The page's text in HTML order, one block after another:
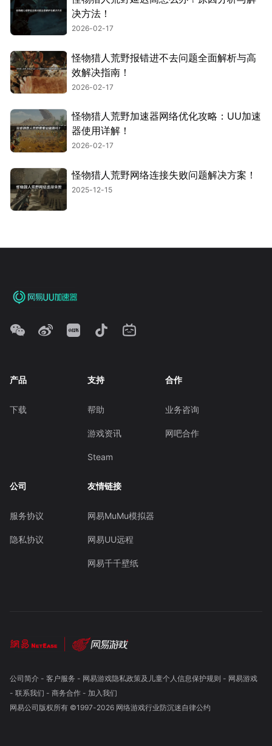
决方法！
2026-02-17
怪物猎人荒野报错进不去问题全面解析与高
效解决指南！
2026-02-17
怪物猎人荒野加速器网络优化攻略：UU加速
器使用详解！
2026-02-17
怪物猎人荒野网络连接失败问题解决方案！
2025-12-15
产品
下载
支持
帮助
游戏资讯
Steam
合作
业务咨询
网吧合作
公司
服务协议
隐私协议
友情链接
网易MuMu模拟器
网易UU远程
网易千千壁纸
公司简介- 客户服务 - 网易游戏隐私政策及儿童个人信息保护规则 - 网易游戏
- 联系我们 - 商务合作- 加入我们
网易公司版权所有 ©1997-2026 网络游戏行业防沉迷自律公约